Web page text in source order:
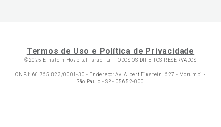
Termos de Uso e Política de Privacidade
©2025 Einstein Hospital Israelita -TODOS OS DIREITOS RESERVADOS
CNPJ: 60.765.823/0001-30 - Endereço: Av. Albert Einstein, 627 - Morumbi -
São Paulo - SP - 05652-000